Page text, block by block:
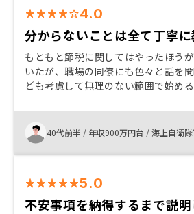
4.0
分からないことは全て丁寧
もともと節税に関してはやったほう
いたが、職場の同僚にも色々と話を
ども考慮して無理のない範囲で始め
担当者についても私の仕事に関して
親身になって話を聞いてくれた。ま
まだ目に見えて分かる実感はないが
合いなどに勧めていきたいと思う。
40代前半 / 年収900万円台 /海上自衛
5.0
不安事項を納得するまで説明